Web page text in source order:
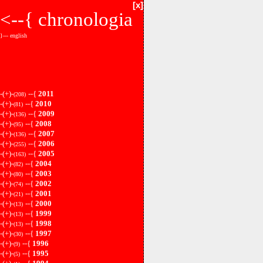
[x]
<--{ chronologia
}--- english
-(+)-(208) --{ 2011
-(+)-(81) --{ 2010
-(+)-(136) --{ 2009
-(+)-(95) --{ 2008
-(+)-(136) --{ 2007
-(+)-(255) --{ 2006
-(+)-(163) --{ 2005
-(+)-(82) --{ 2004
-(+)-(80) --{ 2003
-(+)-(74) --{ 2002
-(+)-(21) --{ 2001
-(+)-(13) --{ 2000
-(+)-(13) --{ 1999
-(+)-(13) --{ 1998
-(+)-(30) --{ 1997
-(+)-(9) --{ 1996
-(+)-(5) --{ 1995